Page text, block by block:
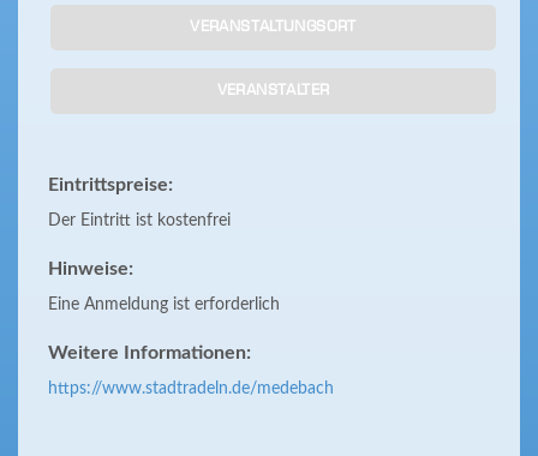
VERANSTALTUNGSORT
VERANSTALTER
Eintrittspreise:
Der Eintritt ist kostenfrei
Hinweise:
Eine Anmeldung ist erforderlich
Weitere Informationen:
https://www.stadtradeln.de/medebach